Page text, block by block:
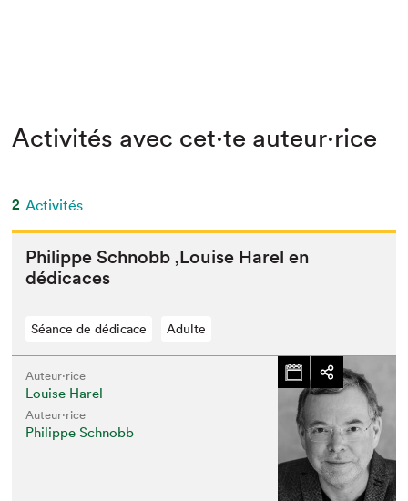
Activités avec cet·te auteur·rice
2 Activités
Philippe Schnobb‚Louise Harel en
dédicaces
Séance de dédicace Adulte
Auteur·rice
Louise Harel
Auteur·rice
Philippe Schnobb